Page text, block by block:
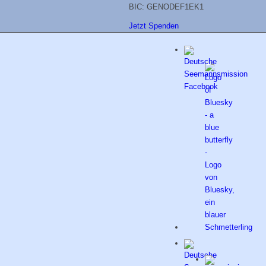
BIC: GENODEF1EK1
Jetzt Spenden